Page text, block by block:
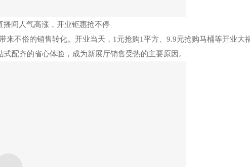
播间人气高涨，开业钜惠抢不停
来不俗的销售转化。开业当天， 1元抢购1平方、9.9元抢购马桶等开业大
配齐的省心体验，成为新展厅销售受热的主要原因。